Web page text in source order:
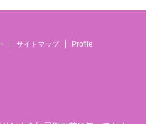
サイトマップ Profile